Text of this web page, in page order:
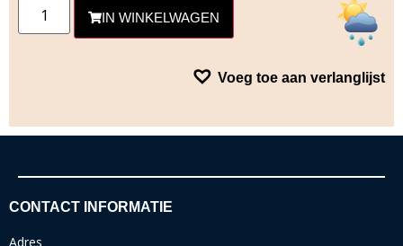
IN WINKELWAGEN
Voeg toe aan verlanglijst
CONTACT INFORMATIE
Adres